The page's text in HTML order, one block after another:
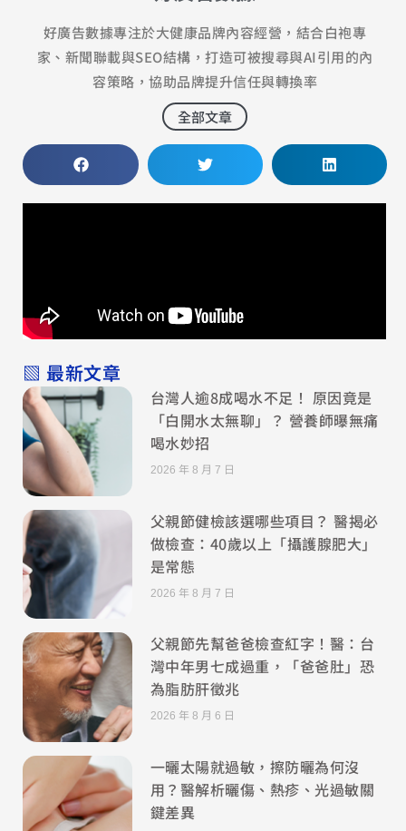
好廣告數據專注於大健康品牌內容經營，結合白袍專
家、新聞聯載與SEO結構，打造可被搜尋與AI引用的內
容策略，協助品牌提升信任與轉換率
全部文章
▧ 最新文章
台灣人逾8成喝水不足！ 原因竟是
「白開水太無聊」？ 營養師曝無痛
喝水妙招
2026 年 8 月 7 日
父親節健檢該選哪些項目？ 醫揭必
做檢查：40歲以上「攝護腺肥大」
是常態
2026 年 8 月 7 日
父親節先幫爸爸檢查紅字！醫：台
灣中年男七成過重，「爸爸肚」恐
為脂肪肝徵兆
2026 年 8 月 6 日
一曬太陽就過敏，擦防曬為何沒
用？醫解析曬傷、熱疹、光過敏關
鍵差異